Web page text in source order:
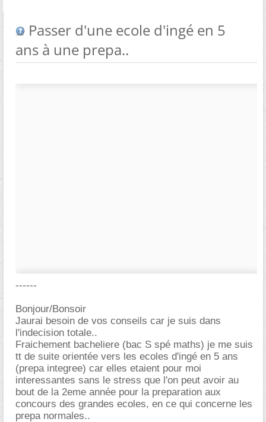
Passer d'une ecole d'ingé en 5
ans à une prepa..
------
Bonjour/Bonsoir
Jaurai besoin de vos conseils car je suis dans
l'indecision totale..
Fraichement bacheliere (bac S spé maths) je me suis
tt de suite orientée vers les ecoles d'ingé en 5 ans
(prepa integree) car elles etaient pour moi
interessantes sans le stress que l'on peut avoir au
bout de la 2eme année pour la preparation aux
concours des grandes ecoles, en ce qui concerne les
prepa normales..